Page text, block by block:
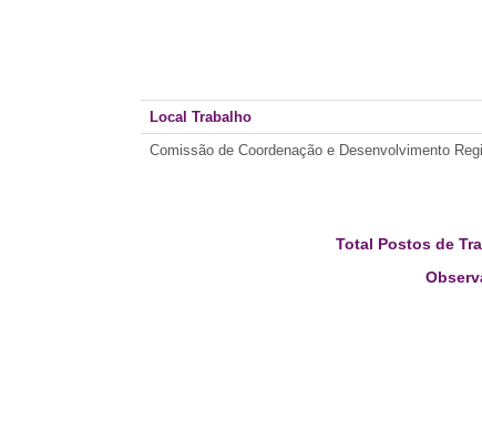
Local Trabalho
Comissão de Coordenação e Desenvolvimento
Total Postos de